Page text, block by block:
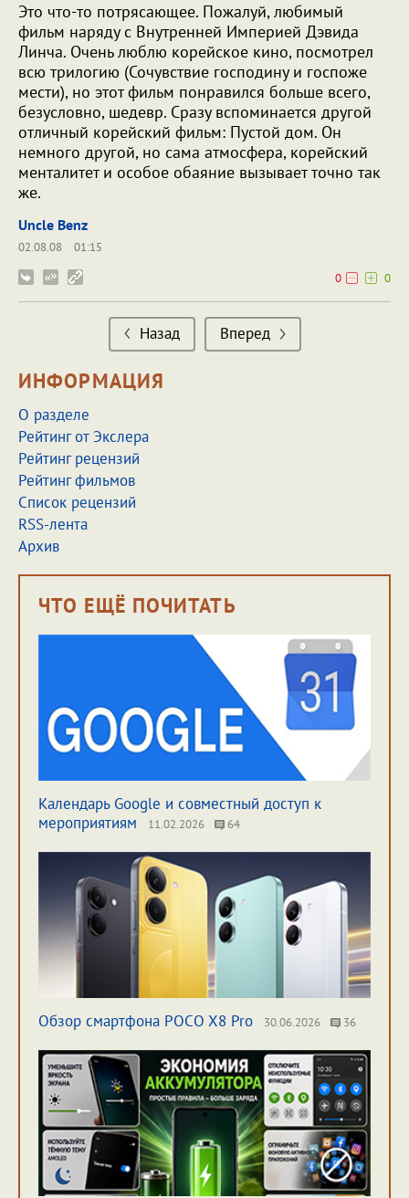
Это что-то потрясающее. Пожалуй, любимый
фильм наряду с Внутренней Империей Дэвида
Линча. Очень люблю корейское кино, посмотрел
всю трилогию (Сочувствие господину и госпоже
мести), но этот фильм понравился больше всего,
безусловно, шедевр. Сразу вспоминается другой
отличный корейский фильм: Пустой дом. Он
немного другой, но сама атмосфера, корейский
менталитет и особое обаяние вызывает точно так
же.
Uncle Benz
02.08.08
01:15
0
0
Назад Вперед
ИНФОРМАЦИЯ
О разделе
Рейтинг от Экслера
Рейтинг рецензий
Рейтинг фильмов
Список рецензий
RSS-лента
Архив
ЧТО ЕЩЁ ПОЧИТАТЬ
Календарь Google и совместный доступ к
мероприятиям
11.02.2026 64
Обзор смартфона POCO X8 Pro 30.06.2026 36